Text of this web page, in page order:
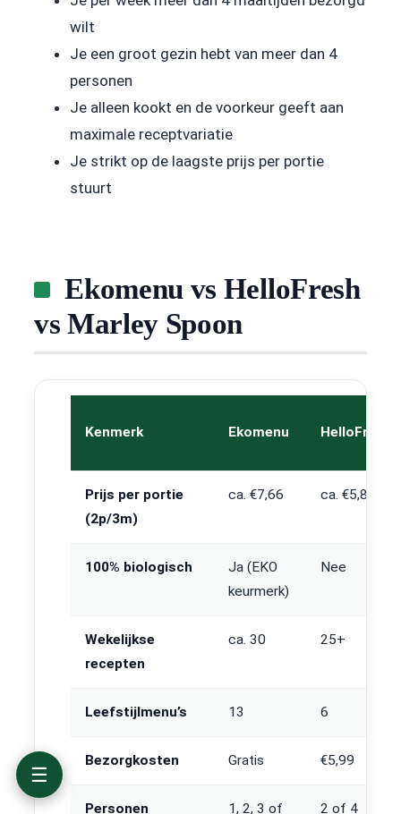
wilt
Je een groot gezin hebt van meer dan 4
personen
Je alleen kookt en de voorkeur geeft aan
maximale receptvariatie
Je strikt op de laagste prijs per portie
stuurt
Ekomenu vs HelloFresh
vs Marley Spoon
Kenmerk Ekomenu HelloFresh
Prijs per portie
(2p/3m)
ca. €7,66 ca. €5,80
100% biologisch
Ja (EKO
keurmerk)
Nee
Wekelijkse
recepten
ca. 30 25+
Leefstijlmenu’s 13 6
Bezorgkosten Gratis €5,99
Personen 1, 2, 3 of 2 of 4
☰
Wat is Ekomenu?
Hoe werkt Ekomenu?
Aanbod: leefstijlen en recepten
Biologisch keurmerk en duurzaamheid
Voordelen en nadelen van Ekomenu
Voor wie is Ekomenu geschikt?
Alternatieven voor Ekomenu